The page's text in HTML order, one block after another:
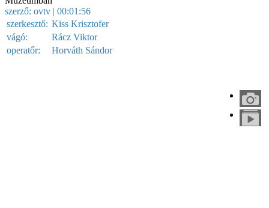
szerző: ovtv | 00:01:56
szerkesztő: Kiss Krisztofer
vágó:
Rácz Viktor
operatőr:
Horváth Sándor